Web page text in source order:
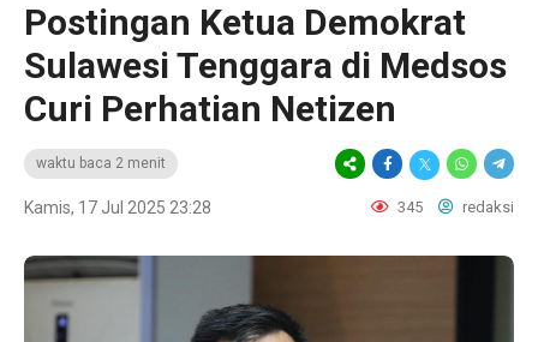
Postingan Ketua Demokrat
Sulawesi Tenggara di Medsos
Curi Perhatian Netizen
waktu baca 2 menit
Kamis, 17 Jul 2025 23:28 345 redaksi